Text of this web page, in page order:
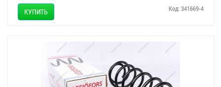
КУПИТЬ Код: 341669-4